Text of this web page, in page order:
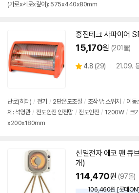
(가로x세로x깊이): 575x440x80mm
홍진테크 사파이어
15,170원 (201몰)
별
4.8 (상
뷰
29) 21.09.
난로(히터) / 전기 / 2단온도조절 / 조작부:스위치 / 이동
체: 석영관 / 전도안전 안전망 / 전도안전 / 1200W / 크
x200x180mm
신일전자 에코 팬
개)
114,470원 (97몰)
106,460원 [롯데